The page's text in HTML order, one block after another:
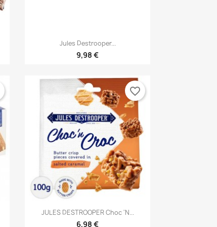
Γρήγορη προβολή
Jules Destrooper...
9,98 €
Γρήγορη προβολή
JULES DESTROOPER Choc 'n...
6,98 €
favorite_border